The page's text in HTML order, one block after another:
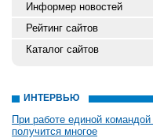
Информер новостей
Рейтинг сайтов
Каталог сайтов
ИНТЕРВЬЮ
При работе единой командой
получится многое